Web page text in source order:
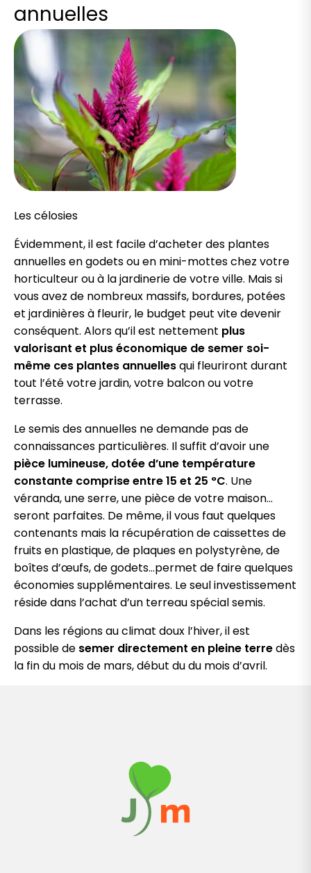
annuelles
Les célosies
Évidemment, il est facile d’acheter des plantes
annuelles en godets ou en mini-mottes chez votre
horticulteur ou à la jardinerie de votre ville. Mais si
vous avez de nombreux massifs, bordures, potées
et jardinières à fleurir, le budget peut vite devenir
conséquent. Alors qu’il est nettement plus
valorisant et plus économique de semer soi-
même ces plantes annuellesqui fleuriront durant
tout l’été votre jardin, votre balcon ou votre
terrasse.
Le semis des annuelles ne demande pas de
connaissances particulières. Il suffit d’avoir une
pièce lumineuse, dotée d’une température
constante comprise entre 15 et 25 °C. Une
véranda, une serre, une pièce de votre maison…
seront parfaites. De même, il vous faut quelques
contenants mais la récupération de caissettes de
fruits en plastique, de plaques en polystyrène, de
boîtes d’œufs, de godets…permet de faire quelques
économies supplémentaires. Le seul investissement
réside dans l’achat d’un terreau spécial semis.
Dans les régions au climat doux l’hiver, il est
possible de semer directement en pleine terredès
la fin du mois de mars, début du du mois d’avril.